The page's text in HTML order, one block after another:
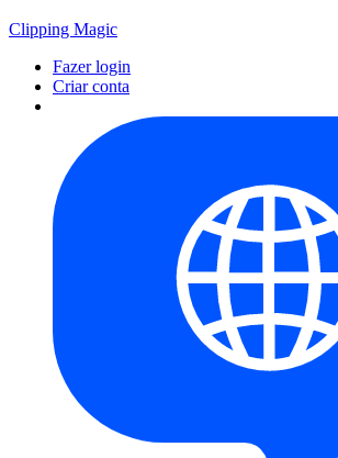
Clipping Magic
Fazer login
Criar conta